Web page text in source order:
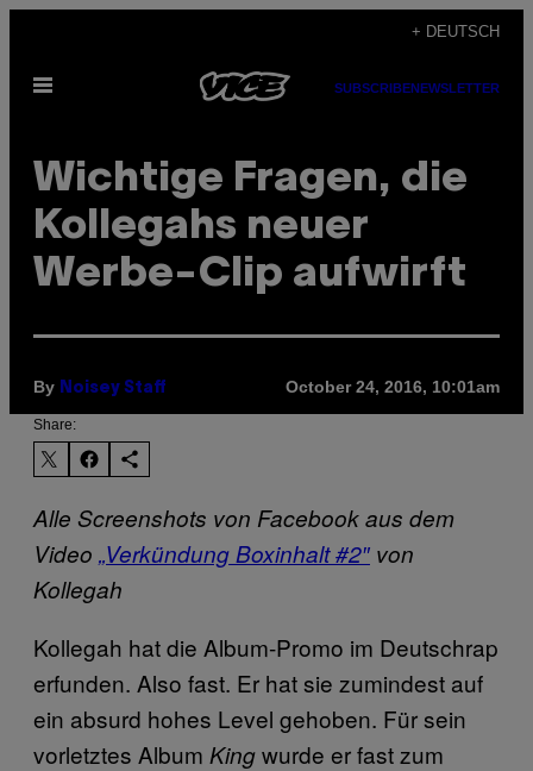
content
+ DEUTSCH
Open
SUBSCRIBENEWSLETTER
Wichtige Fragen, die
Kollegahs neuer
Werbe-Clip aufwirft
By Noisey Staff October 24, 2016, 10:01am
Share:
Alle Screenshots von Facebook aus dem
Video „Verkündung Boxinhalt #2″ von
Kollegah
Kollegah hat die Album-Promo im Deutschrap
erfunden. Also fast. Er hat sie zumindest auf
ein absurd hohes Level gehoben. Für sein
vorletztes Album Kingwurde er fast zum